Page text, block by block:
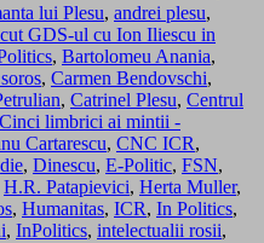
lui Plesu, andrei plesu,
GDS-ul cu Ion Iliescu in
, Bartolomeu Anania,
, Carmen Bendovschi,
, Catrinel Plesu, Centrul
Cinci limbrici ai mintii -
Cartarescu, CNC ICR,
die, Dinescu, E-Politic, FSN,
H.R. Patapievici, Herta Muller,
, Humanitas, ICR, In Politics,
, InPolitics, intelectualii rosii,